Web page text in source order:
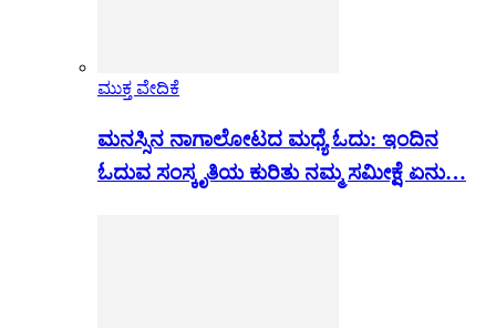
ಮುಕ್ತ ವೇದಿಕೆ
ಮನಸ್ಸಿನ ನಾಗಾಲೋಟದ ಮಧ್ಯೆ ಓದು: ಇಂದಿನ
ಓದುವ ಸಂಸ್ಕೃತಿಯ ಕುರಿತು ನಮ್ಮ ಸಮೀಕ್ಷೆ ಏನು…